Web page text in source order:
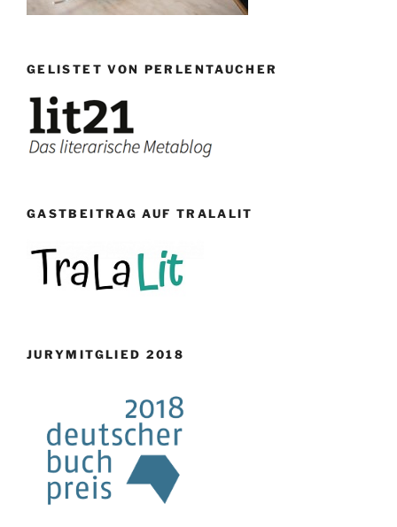
GELISTET VON PERLENTAUCHER
GASTBEITRAG AUF TRALALIT
JURYMITGLIED 2018